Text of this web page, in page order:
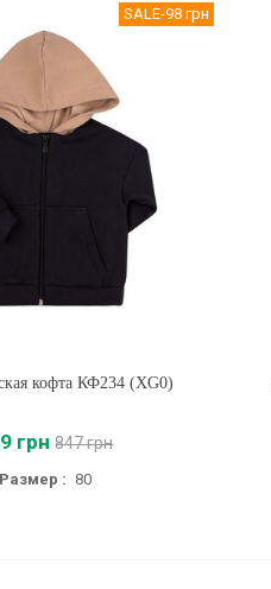
SALE-98 грн
кофта КФ234 (XG0)
грн 847 грн
Размер : 80